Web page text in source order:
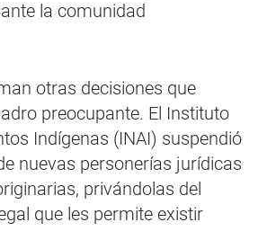
la comunidad
otras decisiones que
preocupante. El Instituto
Indígenas (INAI) suspendió
nuevas personerías jurídicas
privándolas del
que les permite existir